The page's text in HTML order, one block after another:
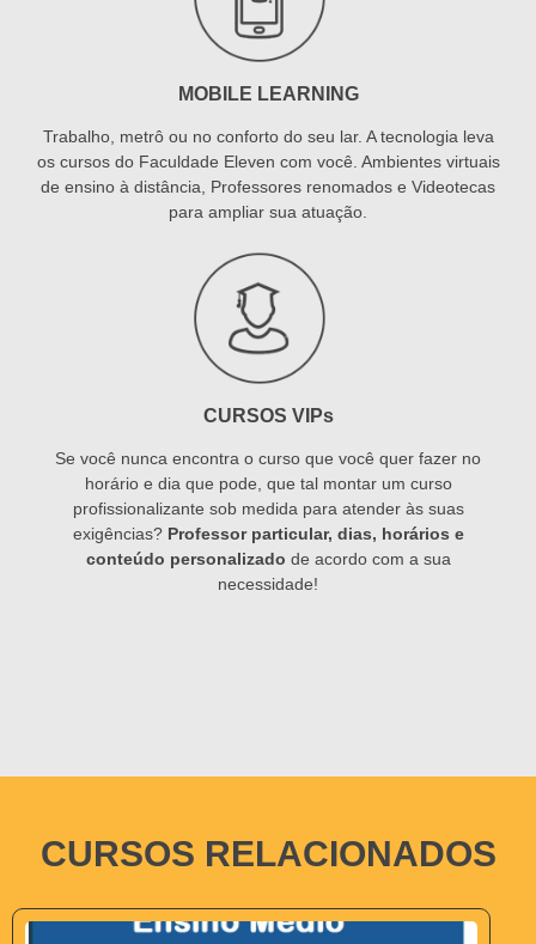
MOBILE LEARNING
Trabalho, metrô ou no conforto do seu lar. A tecnologia leva
os cursos do Faculdade Eleven com você. Ambientes virtuais
de ensino à distância, Professores renomados e Videotecas
para ampliar sua atuação.
CURSOS VIPs
Se você nunca encontra o curso que você quer fazer no
horário e dia que pode, que tal montar um curso
profissionalizante sob medida para atender às suas
exigências? Professor particular, dias, horários e
conteúdo personalizado de acordo com a sua
necessidade!
CURSOS RELACIONADOS